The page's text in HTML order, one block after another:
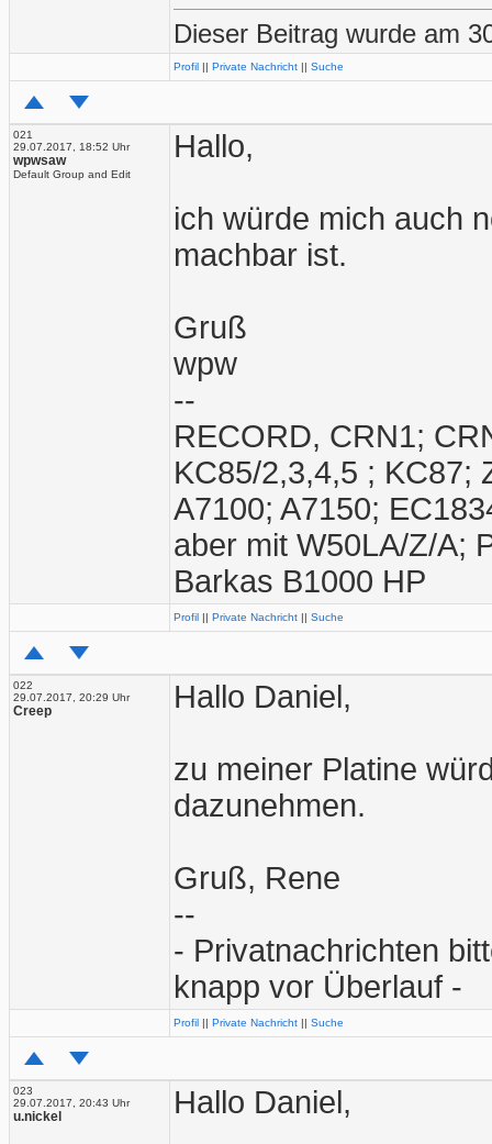
Dieser Beitrag wurde am
Profil || Private Nachricht || Suche
021
29.07.2017, 18:52 Uhr
wpwsaw
Default Group and Edit
Hallo,
ich würde mich auch
machbar ist.
Gruß
wpw
--
RECORD, CRN1;
KC85/2,3,4,5 ; KC87;
A7100; A7150;
aber mit W50LA/Z/A;
Barkas B1000 HP
Profil || Private Nachricht || Suche
022
29.07.2017, 20:29 Uhr
Creep Hallo Daniel,
zu meiner Platine
dazunehmen.
Gruß, Rene
--
- Privatnachrichten
knapp vor Überlauf -
Profil || Private Nachricht || Suche
023
29.07.2017, 20:43 Uhr
u.nickel Hallo Daniel,